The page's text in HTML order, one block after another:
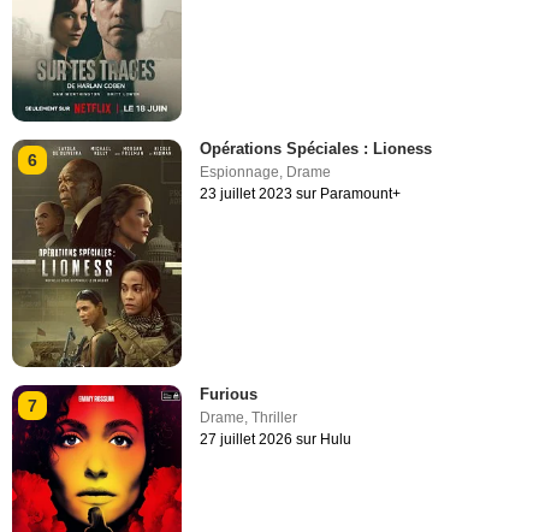
6
Opérations Spéciales : Lioness
Espionnage, Drame
23 juillet 2023 sur Paramount+
7
Furious
Drame ,Thriller
27 juillet 2026 sur Hulu